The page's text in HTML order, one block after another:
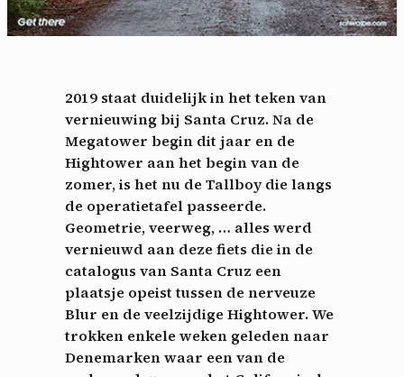
2019 staat duidelijk in het teken van
vernieuwing bij Santa Cruz. Na de
Megatower begin dit jaar en de
Hightower aan het begin van de
zomer, is het nu de Tallboy die langs
de operatietafel passeerde.
Geometrie, veerweg, … alles werd
vernieuwd aan deze fiets die in de
catalogus van Santa Cruz een
plaatsje opeist tussen de nerveuze
Blur en de veelzijdige Hightower. We
trokken enkele weken geleden naar
Denemarken waar een van de